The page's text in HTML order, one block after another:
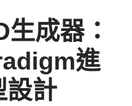
成器：
進
設計